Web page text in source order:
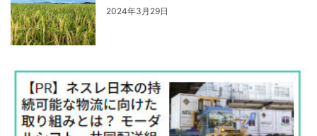
2024年3月29日